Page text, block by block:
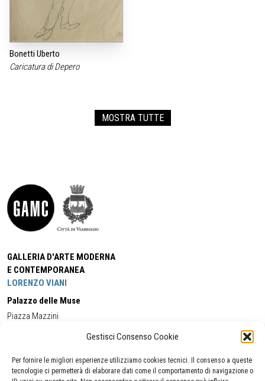
Gestisci Consenso Cookie
Per fornire le migliori esperienze utilizziamo cookies tecnici. Il consenso a queste
tecnologie ci permetterà di elaborare dati come il comportamento di navigazione o
Bonetti Uberto
Caricatura di Depero
MOSTRA TUTTE
GALLERIA D'ARTE MODERNA
E CONTEMPORANEA
LORENZO VIANI
Palazzo delle Muse
Piazza Mazzini
Cell:+39 338 5714978 (orario apertura Galleria)
Tel:
+39 0584 944580
(orario 09.00/13.00)
Email:gamc@comune.viareggio.lu.it